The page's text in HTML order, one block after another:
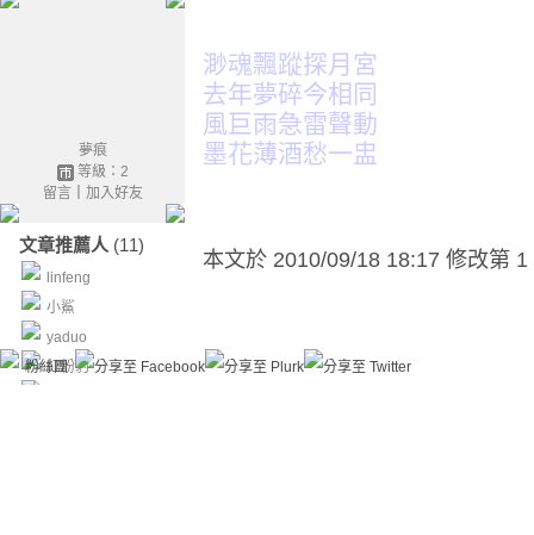
夢痕
等級：2
留言｜ 加入好友
文章推薦人 (11)
linfeng
小鯊
yaduo
紅粉豹
渺魂飄蹤探月宮
去年夢碎今相同
風巨雨急雷聲動
墨花薄酒愁一盅
本文於 2010/09/18 18:17 修改第 1
粉絲團